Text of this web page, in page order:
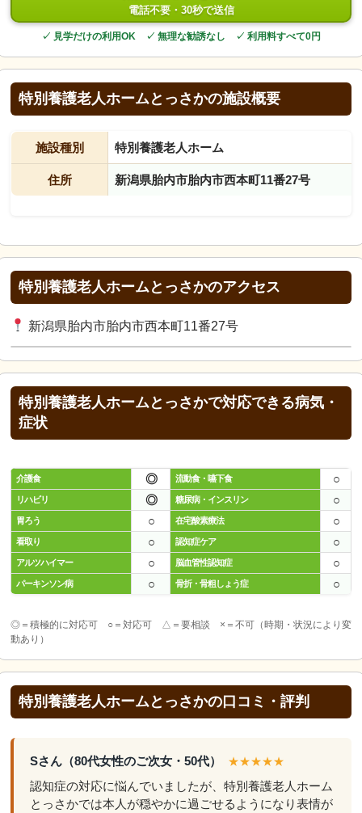
電話不要・30秒で送信
✓ 見学だけの利用OK ✓ 無理な勧誘なし ✓ 利用料すべて0円
特別養護老人ホームとっさかの施設概要
施設種別 特別養護老人ホーム
住所 新潟県胎内市胎内市西本町11番27号
特別養護老人ホームとっさかのアクセス
新潟県胎内市胎内市西本町11番27号
特別養護老人ホームとっさかで対応できる病気・
症状
介護食 ◎ 流動食・嚥下食 ○
リハビリ ◎ 糖尿病・インスリン ○
胃ろう ○ 在宅酸素療法 ○
看取り ○ 認知症ケア ○
アルツハイマー ○ 脳血管性認知症 ○
パーキンソン病 ○ 骨折・骨粗しょう症 ○
◎＝積極的に対応可 ○＝対応可 △＝要相談 ×＝不可（時期・状況により変
動あり）
特別養護老人ホームとっさかの口コミ・評判
Sさん（80代女性のご次女・50代） ★★★★★
認知症の対応に悩んでいましたが、特別養護老人ホーム
とっさかでは本人が穏やかに過ごせるようになり表情が